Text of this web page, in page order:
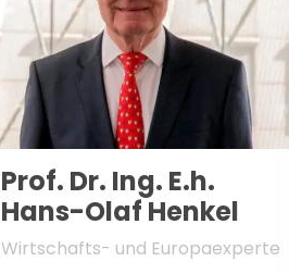
Prof. Dr. Ing. E.h.
Hans-Olaf Henkel
Wirtschafts- und Europaexperte